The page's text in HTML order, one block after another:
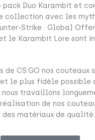
pack Duo Karambit et
collection avec les
Strike : Global
le Karambit Lore sont
de CS:GO nos couteaux
le plus fidèle possible
nous travaillons
de nos
des matériaux de qualité.